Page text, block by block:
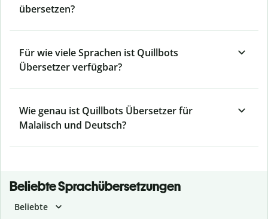
übersetzen?
Für wie viele Sprachen ist Quillbots
Übersetzer verfügbar?
Wie genau ist Quillbots Übersetzer für
Malaiisch und Deutsch?
Beliebte Sprachübersetzungen
Beliebte